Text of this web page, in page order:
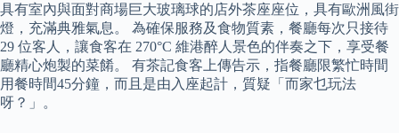
具有室內與面對商場巨大玻璃球的店外茶座座位，具有歐洲風街
燈，充滿典雅氣息。 為確保服務及食物質素，餐廳每次只接待
29 位客人，讓食客在 270°C 維港醉人景色的伴奏之下，享受餐
廳精心炮製的菜餚。 有茶記食客上傳告示，指餐廳限繁忙時間
用餐時間45分鐘，而且是由入座起計，質疑「而家乜玩法
呀？」。